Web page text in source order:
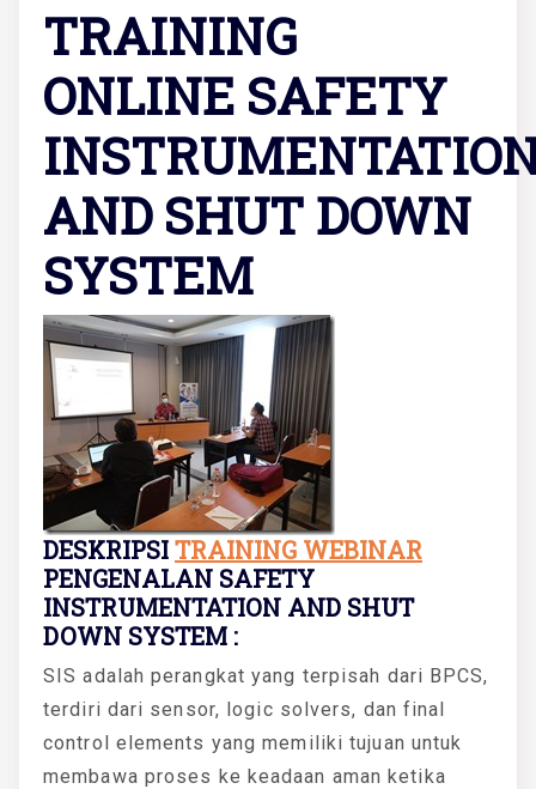
TRAINING
ONLINE SAFETY
AND SHUT DOWN
SYSTEM
DESKRIPSITRAINING WEBINAR
PENGENALAN SAFETY
INSTRUMENTATION AND SHUT
DOWN SYSTEM :
SIS adalah perangkat yang terpisah dari BPCS,
terdiri dari sensor, logic solvers, dan final
control elements yang memiliki tujuan untuk
membawa proses ke keadaan aman ketika